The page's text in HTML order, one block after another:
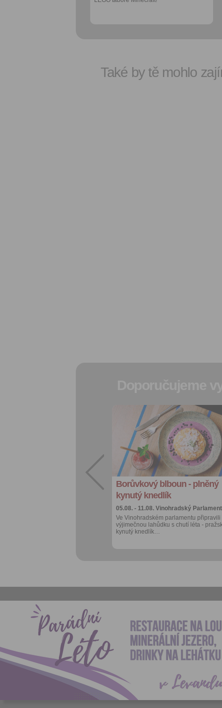
Také by tě mohlo
Borůvkový blboun - plněný
kynutý knedlík
05.08. - 11.08. Vinohradský Parlament
Ve Vinohradském parlamentu připravili
výjimečnou lahůdku s chutí léta -
kynutý knedlík…
Přidat do
oblíbených
Sdílet:
Facebook
export do
kalendáře
Více výhod pro
přihlášené